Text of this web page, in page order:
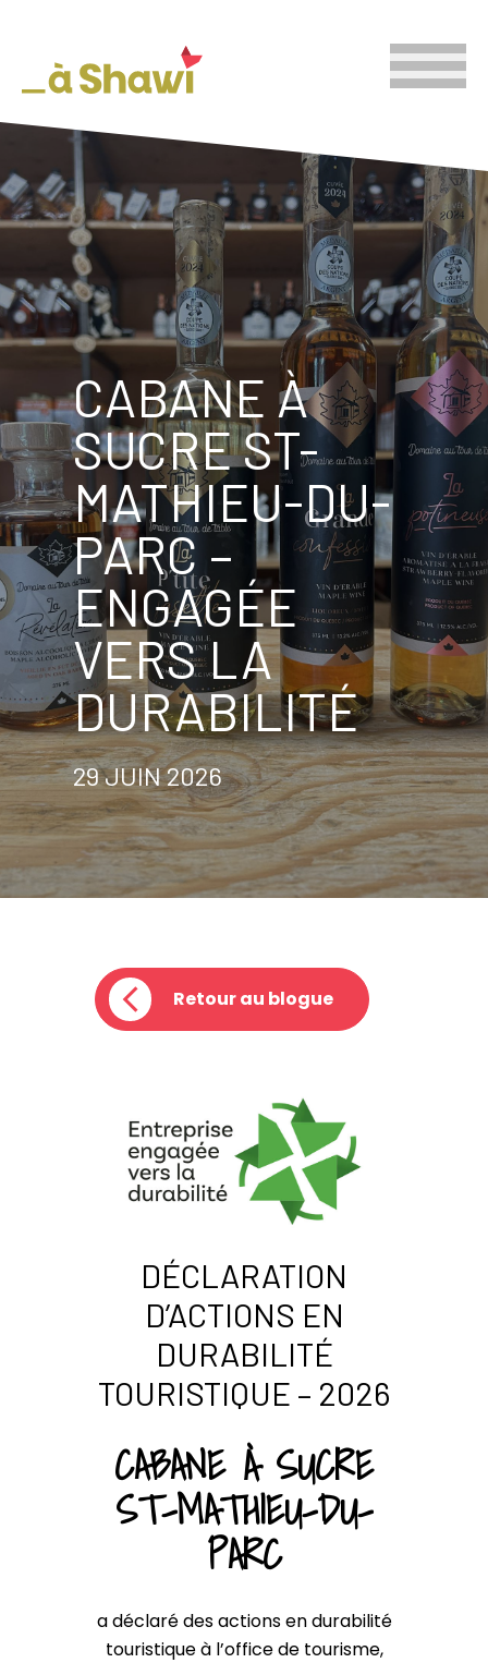
CABANE À
SUCRE ST-
MATHIEU-DU-
PARC –
ENGAGÉE
VERS LA
DURABILITÉ
29 JUIN 2026
Retour au blogue
DÉCLARATION
D’ACTIONS EN
DURABILITÉ
TOURISTIQUE – 2026
CABANE À SUCRE
ST-MATHIEU-DU-
PARC
a déclaré des actions en durabilité
touristique à l’office de tourisme,